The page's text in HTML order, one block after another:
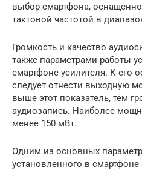
выбор смартфона,
тактовой частотой в
Громкость и качество
также параметрами работы
смартфоне усилителя. К его
следует отнести выходную
выше этот показатель, тем
аудиозапись. Наиболее
менее 150 мВт.
Одним из основных
установленного в смартфоне